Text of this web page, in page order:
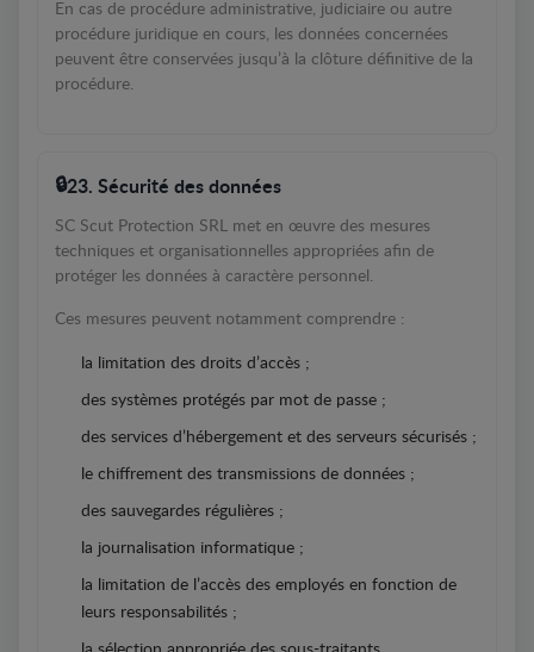
En cas de procédure administrative, judiciaire ou autre
procédure juridique en cours, les données concernées
peuvent être conservées jusqu’à la clôture définitive de la
procédure.
23. Sécurité des données
SC Scut Protection SRL met en œuvre des mesures
techniques et organisationnelles appropriées afin de
protéger les données à caractère personnel.
Ces mesures peuvent notamment comprendre :
la limitation des droits d’accès ;
des systèmes protégés par mot de passe ;
des services d’hébergement et des serveurs sécurisés ;
le chiffrement des transmissions de données ;
des sauvegardes régulières ;
la journalisation informatique ;
la limitation de l’accès des employés en fonction de
leurs responsabilités ;